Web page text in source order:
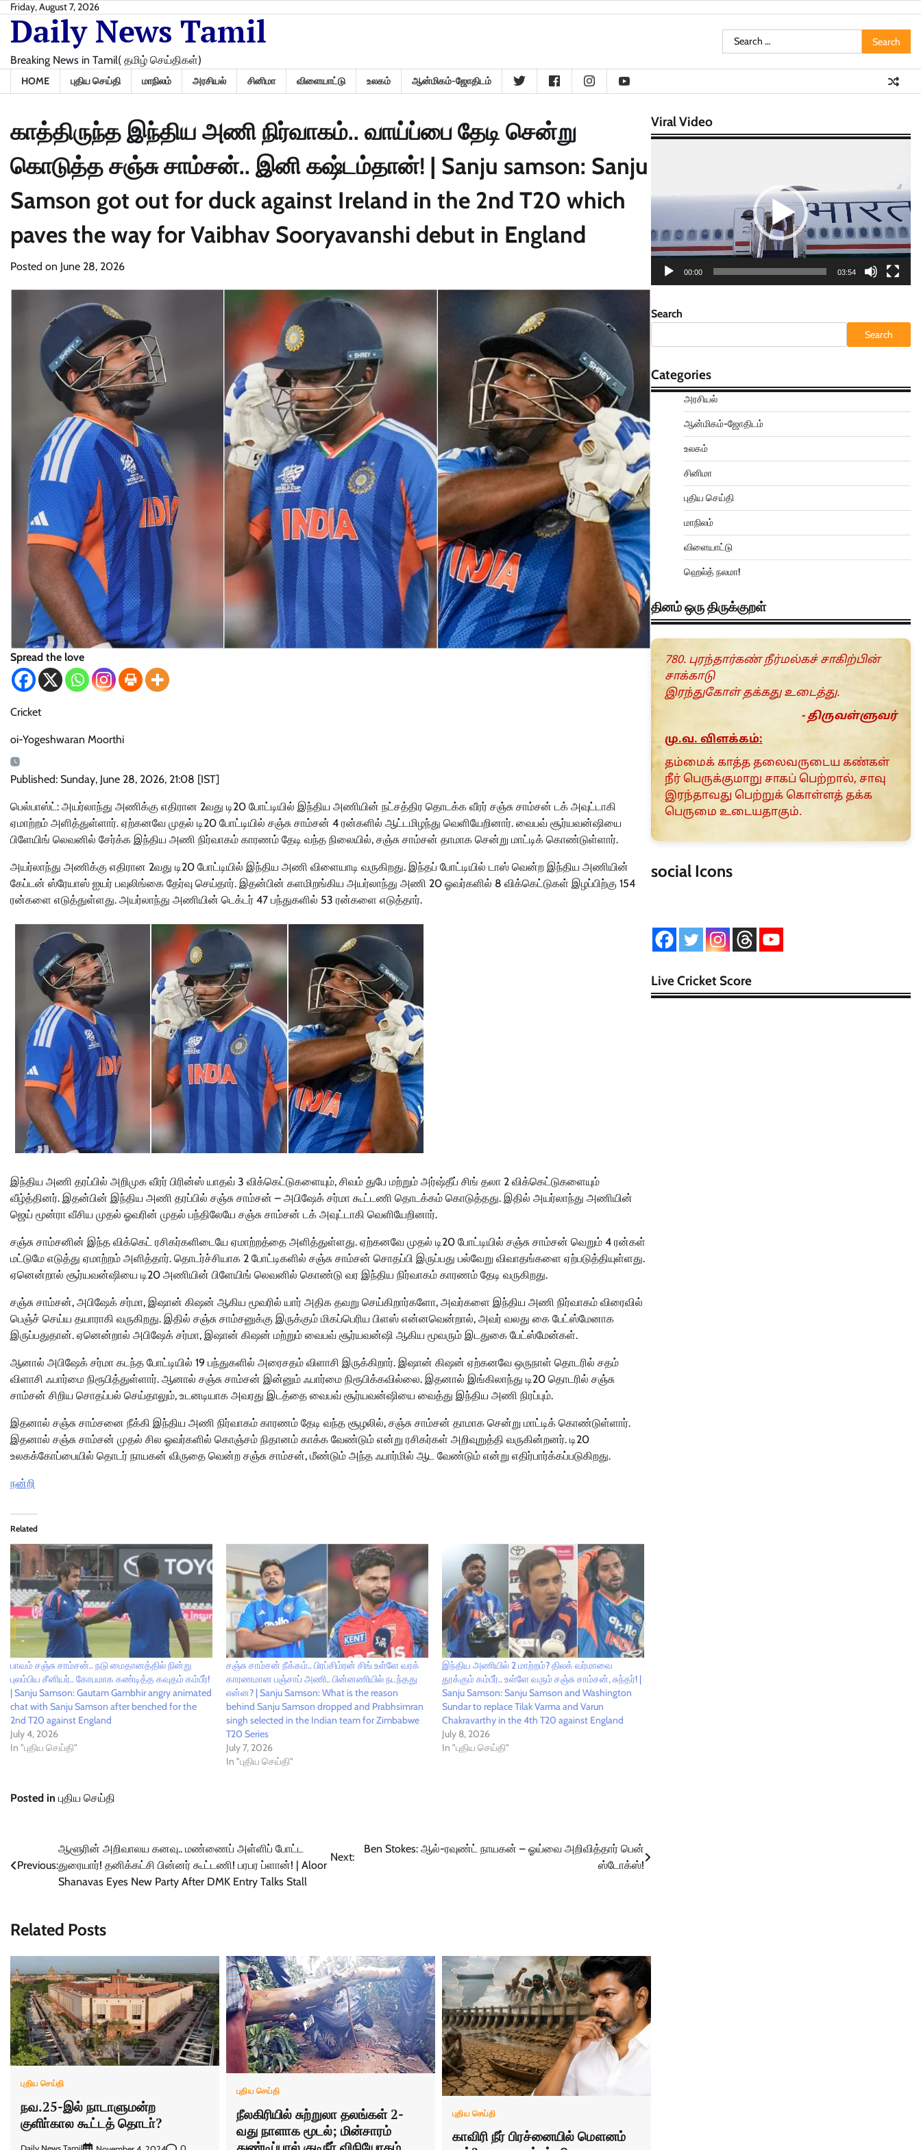
Skip
content
Friday, August 7, 2026
Daily News Tamil
Breaking News in Tamil( தமிழ் செய்திகள்)
Search
for:
HOME புதிய செய்தி மாநிலம் அரசியல் சினிமா விளையாட்டு உலகம் ஆன்மிகம்-ஜோதிடம்
காத்திருந்த இந்திய அணி நிர்வாகம்.. வாய்ப்பை தேடி சென்று
கொடுத்த சஞ்சு சாம்சன்.. இனி கஷ்டம்தான்! | Sanju samson: Sanju
Samson got out for duck against Ireland in the 2nd T20 which
paves the way for Vaibhav Sooryavanshi debut in England
Posted on June 28, 2026
Spread the love
Cricket
oi-Yogeshwaran Moorthi
Published: Sunday, June 28, 2026, 21:08 [IST]
பெல்பாஸ்ட்: அயர்லாந்து அணிக்கு எதிரான 2வது டி20 போட்டியில் இந்திய அணியின் நட்சத்திர தொடக்க வீரர் சஞ்சு சாம்சன் டக் அவுட்டாகி
ஏமாற்றம் அளித்துள்ளார். ஏற்கனவே முதல் டி20 போட்டியில் சஞ்சு சாம்சன் 4 ரன்களில் ஆட்டமிழந்து வெளியேறினார். வைபவ் சூர்யவன்ஷியை
பிளேயிங் லெவனில் சேர்க்க இந்திய அணி நிர்வாகம் காரணம் தேடி வந்த நிலையில், சஞ்சு சாம்சன் தாமாக சென்று மாட்டிக் கொண்டுள்ளார்.
அயர்லாந்து அணிக்கு எதிரான 2வது டி20 போட்டியில் இந்திய அணி விளையாடி வருகிறது. இந்தப் போட்டியில் டாஸ் வென்ற இந்திய அணியின்
கேப்டன் ஸ்ரேயாஸ் ஐயர் பவுலிங்கை தேர்வு செய்தார். இதன்பின் களமிறங்கிய அயர்லாந்து அணி 20 ஓவர்களில் 8 விக்கெட்டுகள் இழப்பிற்கு 154
ரன்களை எடுத்துள்ளது. அயர்லாந்து அணியின் டெக்டர் 47 பந்துகளில் 53 ரன்களை எடுத்தார்.
இந்திய அணி தரப்பில் அறிமுக வீரர் பிரின்ஸ் யாதவ் 3 விக்கெட்டுகளையும், சிவம் துபே மற்றும் அர்ஷ்தீப் சிங் தலா 2 விக்கெட்டுகளையும்
வீழ்த்தினர். இதன்பின் இந்திய அணி தரப்பில் சஞ்சு சாம்சன் – அபிஷேக் சர்மா கூட்டணி தொடக்கம் கொடுத்தது. இதில் அயர்லாந்து அணியின்
ஜெய் மூன்ரா வீசிய முதல் ஓவரின் முதல் பந்திலேயே சஞ்சு சாம்சன் டக் அவுட்டாகி வெளியேறினார்.
சஞ்சு சாம்சனின் இந்த விக்கெட் ரசிகர்களிடையே ஏமாற்றத்தை அளித்துள்ளது. ஏற்கனவே முதல் டி20 போட்டியில் சஞ்சு சாம்சன் வெறும் 4 ரன்கள்
மட்டுமே எடுத்து ஏமாற்றம் அளித்தார். தொடர்ச்சியாக 2 போட்டிகளில் சஞ்சு சாம்சன் சொதப்பி இருப்பது பல்வேறு விவாதங்களை ஏற்படுத்தியுள்ளது.
ஏனென்றால் சூர்யவன்ஷியை டி20 அணியின் பிளேயிங் லெவனில் கொண்டு வர இந்திய நிர்வாகம் காரணம் தேடி வருகிறது.
சஞ்சு சாம்சன், அபிஷேக் சர்மா, இஷான் கிஷன் ஆகிய மூவரில் யார் அதிக தவறு செய்கிறார்களோ, அவர்களை இந்திய அணி நிர்வாகம் விரைவில்
பெஞ்ச் செய்ய தயாராகி வருகிறது. இதில் சஞ்சு சாம்சனுக்கு இருக்கும் மிகப்பெரிய பிளஸ் என்னவென்றால், அவர் வலது கை பேட்ஸ்மேனாக
இருப்பதுதான். ஏனென்றால் அபிஷேக் சர்மா, இஷான் கிஷன் மற்றும் வைபவ் சூர்யவன்ஷி ஆகிய மூவரும் இடதுகை பேட்ஸ்மேன்கள்.
ஆனால் அபிஷேக் சர்மா கடந்த போட்டியில் 19 பந்துகளில் அரைசதம் விளாசி இருக்கிறார். இஷான் கிஷன் ஏற்கனவே ஒருநாள் தொடரில் சதம்
விளாசி ஃபார்மை நிரூபித்துள்ளார். ஆனால் சஞ்சு சாம்சன் இன்னும் ஃபார்மை நிரூபிக்கவில்லை. இதனால் இங்கிலாந்து டி20 தொடரில் சஞ்சு
சாம்சன் சிறிய சொதப்பல் செய்தாலும், உடனடியாக அவரது இடத்தை வைபவ் சூர்யவன்ஷியை வைத்து இந்திய அணி நிரப்பும்.
இதனால் சஞ்சு சாம்சனை நீக்கி இந்திய அணி நிர்வாகம் காரணம் தேடி வந்த சூழலில், சஞ்சு சாம்சன் தாமாக சென்று மாட்டிக் கொண்டுள்ளார்.
இதனால் சஞ்சு சாம்சன் முதல் சில ஓவர்களில் கொஞ்சம் நிதானம் காக்க வேண்டும் என்று ரசிகர்கள் அறிவுறுத்தி வருகின்றனர். டி20
உலகக்கோப்பையில் தொடர் நாயகன் விருதை வென்ற சஞ்சு சாம்சன், மீண்டும் அந்த ஃபார்மில் ஆட வேண்டும் என்று எதிர்பார்க்கப்படுகிறது.
நன்றி
Related
பாவம் சஞ்சு சாம்சன்.. நடு மைதானத்தில் நின்று
புலம்பிய சீனியர்.. கோபமாக கண்டித்த கவுதம் கம்பீர்!
| Sanju Samson: Gautam Gambhir angry animated
chat with Sanju Samson after benched for the
2nd T20 against England
July 4, 2026
In "புதிய செய்தி"
சஞ்சு சாம்சன் நீக்கம்.. பிரப்சிம்ரன் சிங் உள்ளே வரக்
காரணமான பஞ்சாப் அணி.. பின்னணியில் நடந்தது
என்ன? | Sanju Samson: What is the reason
behind Sanju Samson dropped and Prabhsimran
singh selected in the Indian team for Zimbabwe
T20 Series
July 7, 2026
In "புதிய செய்தி"
இந்திய அணியில் 2 மாற்றம்? திலக் வர்மாவை
தூக்கும் கம்பீர்.. உள்ளே வரும் சஞ்சு சாம்சன், சுந்தர்! |
Sanju Samson: Sanju Samson and Washington
Sundar to replace Tilak Varma and Varun
Chakravarthy in the 4th T20 against England
July 8, 2026
In "புதிய செய்தி"
Posted in புதிய செய்தி
navigation
Previous:
ஆளூரின் அறிவாலய கனவு.. மண்ணைப் அள்ளிப் போட்ட
துரையார்! தனிக்கட்சி பின்னர் கூட்டணி! பரபர ப்ளான்! | Aloor
Shanavas Eyes New Party After DMK Entry Talks Stall
Next:
Ben Stokes: ஆல்-ரவுண்ட் நாயகன் – ஓய்வை அறிவித்தார் பென்
ஸ்டோக்ஸ்!
Related Posts
புதிய செய்தி
நவ.25-இல் நாடாளுமன்ற
குளிா்கால கூட்டத் தொடா்?
புதிய செய்தி
நீலகிரியில் சுற்றுலா தலங்கள் 2-
வது நாளாக மூடல்; மின்சாரம்
புதிய செய்தி
காவிரி நீர் பிரச்னையில் மௌனம்
Viral Video
00:00 03:54
Search
Search
Categories
அரசியல்
ஆன்மிகம்-ஜோதிடம்
உலகம்
சினிமா
புதிய செய்தி
மாநிலம்
விளையாட்டு
ஹெல்த் நலமா!
தினம் ஒரு திருக்குறள்
780. புரந்தார்கண் நீர்மல்கச் சாகிற்பின்
சாக்காடு
இரந்துகோள் தக்கது உடைத்து.
- திருவள்ளுவர்
மு.வ. விளக்கம்:
தம்மைக் காத்த தலைவருடைய கண்கள்
நீர் பெருக்குமாறு சாகப் பெற்றால், சாவு
இரந்தாவது பெற்றுக் கொள்ளத் தக்க
பெருமை உடையதாகும்.
social Icons
Live Cricket Score